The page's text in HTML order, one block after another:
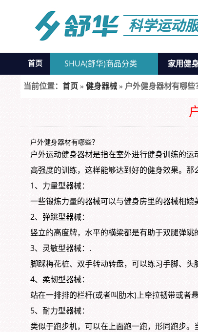
科学运动
首页 SHUA(舒华)商品分类 家用健
当前位置： 首页 » 健身器械 » 户外健身器材有哪些
户外健身器材有哪些？
户外运动健身器材是指在室外进行健身训练的
高强度的训练，这样能够达到好的健身效果。那
1、力量型器械：
一些锻炼力量的器械可以与健身房里的器械相媲
2、弹跳型器械：
竖立的高度牌，水平的横梁都是有助于双腿弹
3、灵敏型器械：.
脚踩梅花桩、双手转动转盘，可以练习手脚、头
4、柔韧型器械：
站在一排排的栏杆(或者叫肋木)上牵拉韧带或者
5、耐力型器械：
类似于跑步机，可以在上面跑一跑，形同跑步